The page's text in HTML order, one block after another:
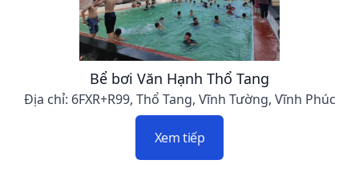
Bể bơi Văn Hạnh Thổ Tang
Địa chỉ: 6FXR+R99, Thổ Tang, Vĩnh Tường, Vĩnh Phúc
Xem tiếp